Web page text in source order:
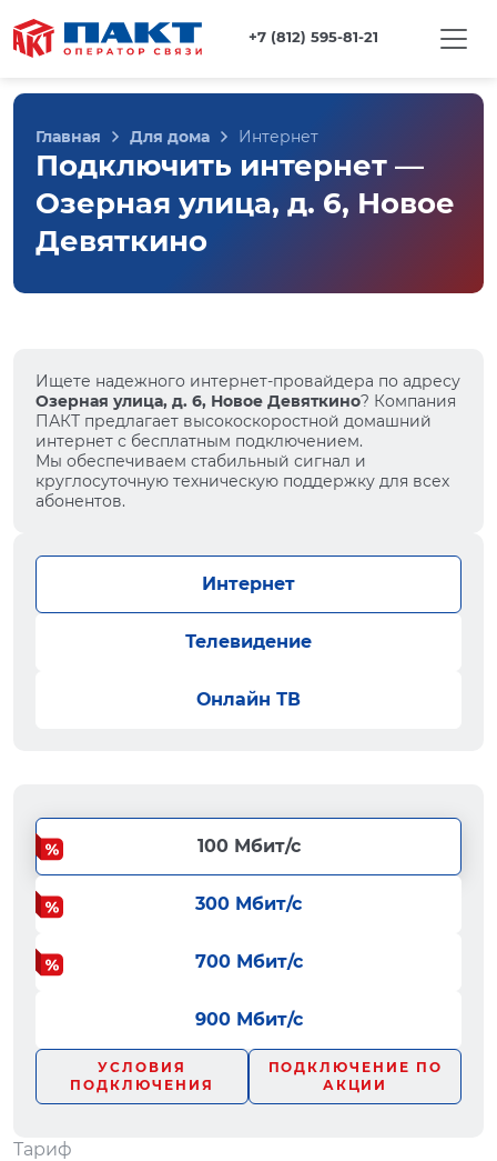
+7 (812) 595-81-21
Главная Для дома Интернет
Подключить интернет —
Озерная улица, д. 6, Новое
Девяткино
Ищете надежного интернет-провайдера по адресу
Озерная улица, д. 6, Новое Девяткино? Компания
ПАКТ предлагает высокоскоростной домашний
интернет с бесплатным подключением.
Мы обеспечиваем стабильный сигнал и
круглосуточную техническую поддержку для всех
абонентов.
Интернет
Телевидение
Онлайн ТВ
100 Мбит/с
300 Мбит/с
700 Мбит/с
900 Мбит/с
УСЛОВИЯ
ПОДКЛЮЧЕНИЯ
ПОДКЛЮЧЕНИЕ ПО
АКЦИИ
Тариф